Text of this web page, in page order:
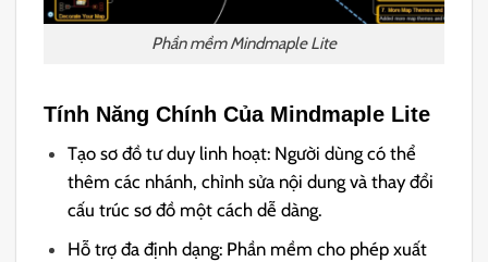
Phần mềm Mindmaple Lite
Tính Năng Chính Của Mindmaple Lite
Tạo sơ đồ tư duy linh hoạt: Người dùng có thể
thêm các nhánh, chỉnh sửa nội dung và thay đổi
cấu trúc sơ đồ một cách dễ dàng.
Hỗ trợ đa định dạng: Phần mềm cho phép xuất